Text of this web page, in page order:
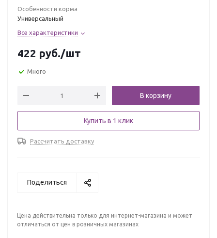
Особенности корма
Универсальный
Все характеристики
422 руб./шт
Много
В корзину
Купить в 1 клик
Рассчитать доставку
Поделиться
Цена действительна только для интернет-магазина и может
отличаться от цен в розничных магазинах